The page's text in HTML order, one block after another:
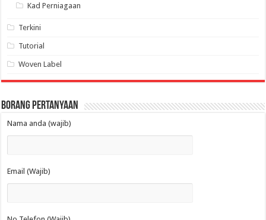
Kad Perniagaan
Terkini
Tutorial
Woven Label
Borang Pertanyaan
Nama anda (wajib)
Email (Wajib)